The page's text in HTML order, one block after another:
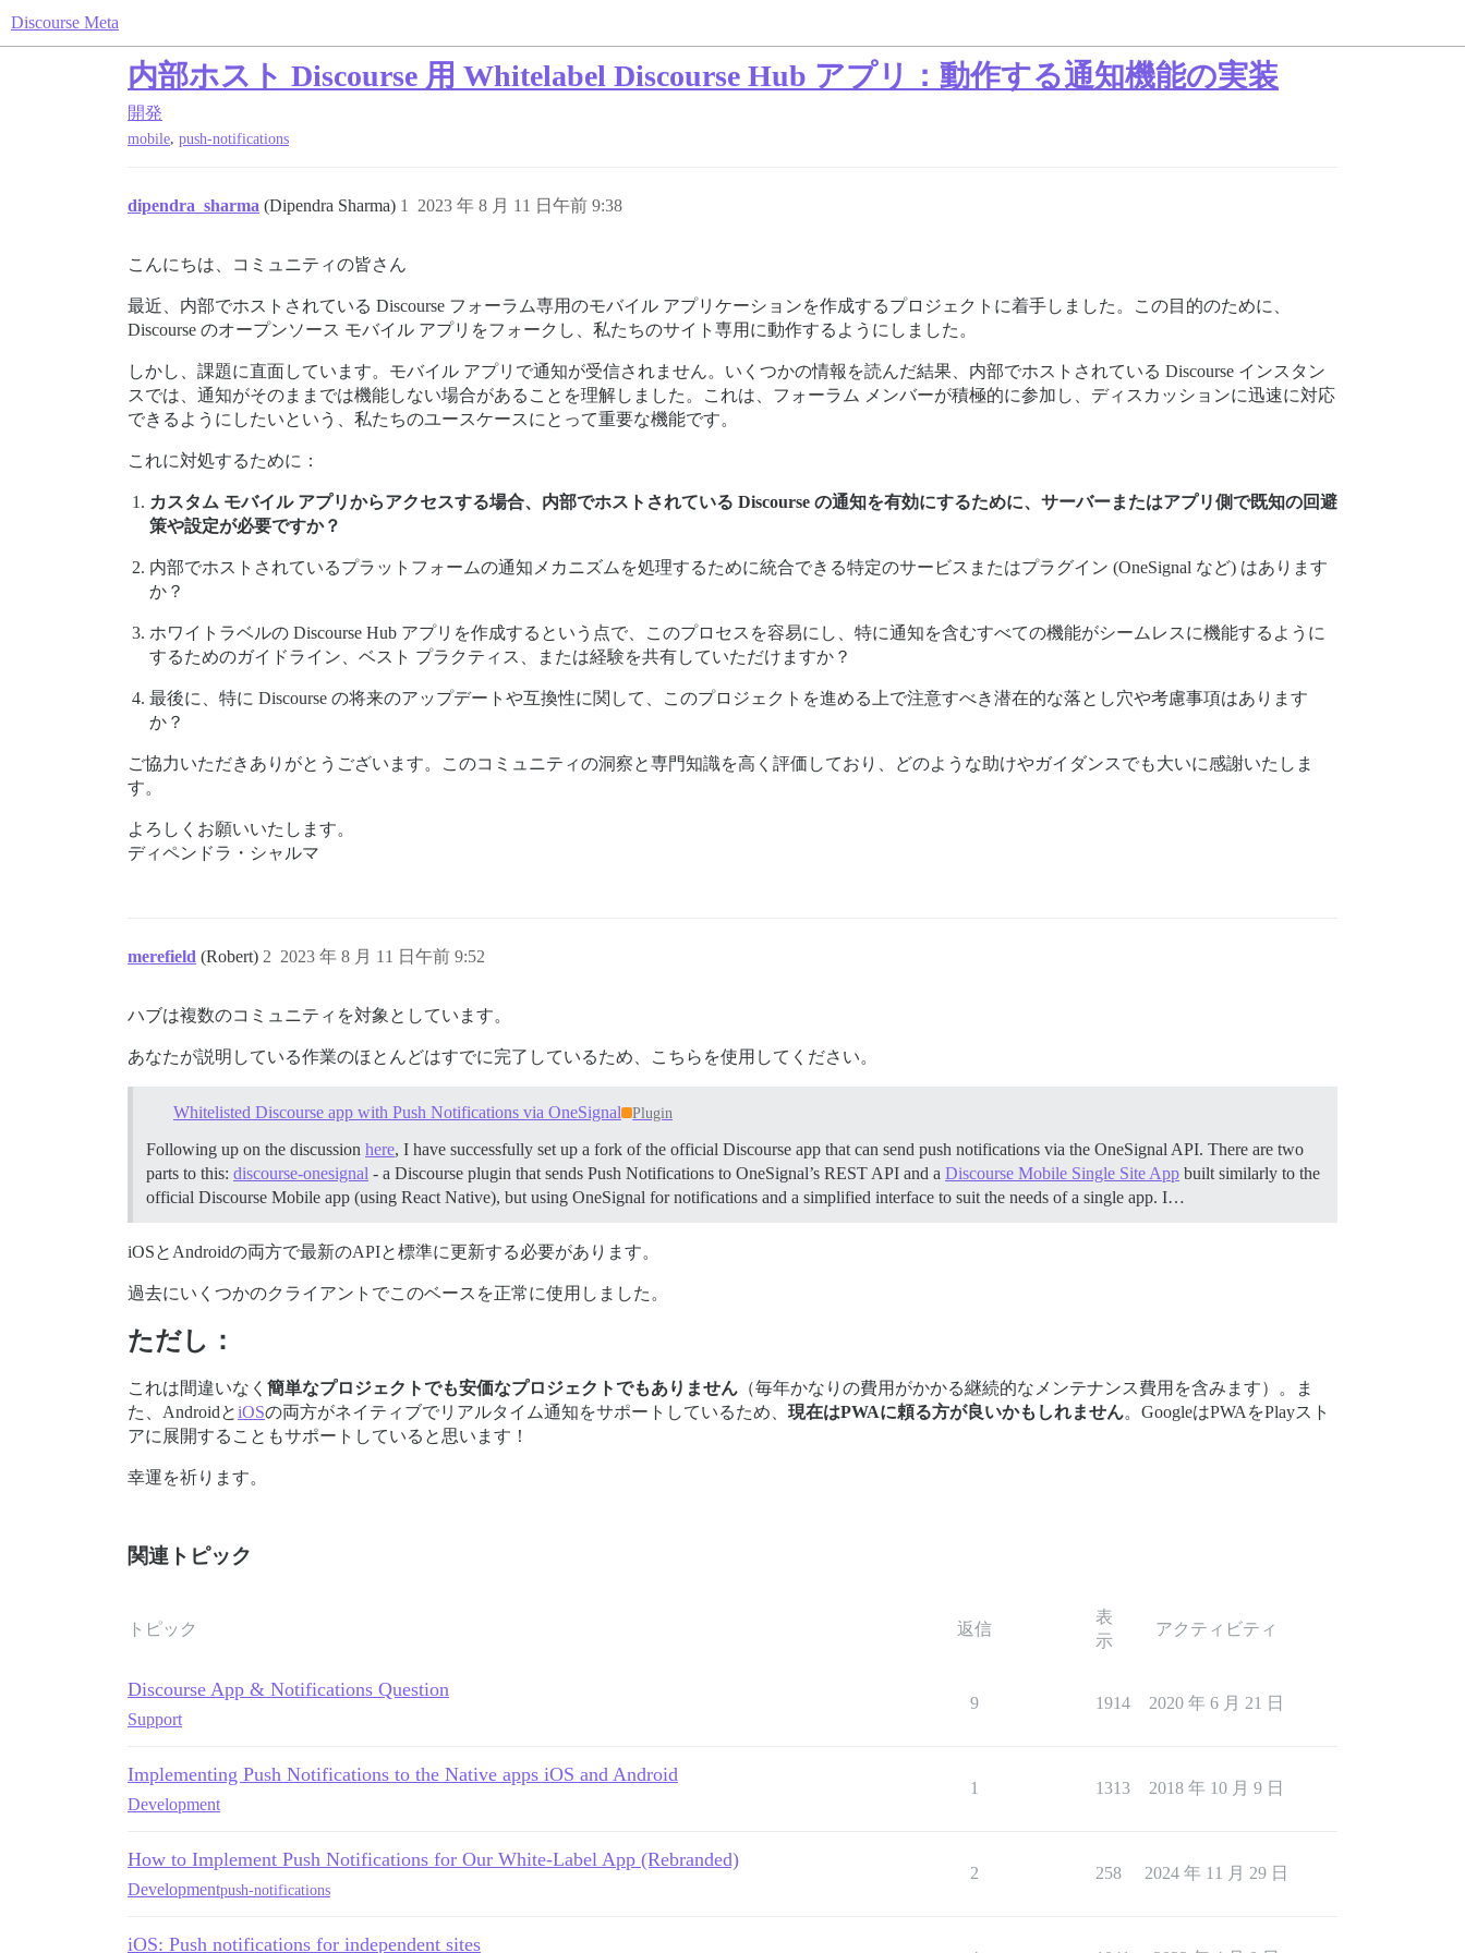
Discourse Meta
内部ホスト Discourse 用 Whitelabel Discourse Hub アプリ：動作する通知機能の実装
開発
mobile, push-notifications
dipendra_sharma (Dipendra Sharma) 2023 年 8 月 11 日午前 9:38
1
こんにちは、コミュニティの皆さん
最近、内部でホストされている Discourse フォーラム専用のモバイル アプリケーションを作成するプロジェクトに着手しました。この目的のために、
Discourse のオープンソース モバイル アプリをフォークし、私たちのサイト専用に動作するようにしました。
しかし、課題に直面しています。モバイル アプリで通知が受信されません。いくつかの情報を読んだ結果、内部でホストされている Discourse インスタン
スでは、通知がそのままでは機能しない場合があることを理解しました。これは、フォーラム メンバーが積極的に参加し、ディスカッションに迅速に対応
できるようにしたいという、私たちのユースケースにとって重要な機能です。
これに対処するために：
カスタム モバイル アプリからアクセスする場合、内部でホストされている Discourse の通知を有効にするために、サーバーまたはアプリ側で既知の回避
策や設定が必要ですか？
内部でホストされているプラットフォームの通知メカニズムを処理するために統合できる特定のサービスまたはプラグイン (OneSignal など) はあります
か？
ホワイトラベルの Discourse Hub アプリを作成するという点で、このプロセスを容易にし、特に通知を含むすべての機能がシームレスに機能するように
するためのガイドライン、ベスト プラクティス、または経験を共有していただけますか？
最後に、特に Discourse の将来のアップデートや互換性に関して、このプロジェクトを進める上で注意すべき潜在的な落とし穴や考慮事項はあります
か？
ご協力いただきありがとうございます。このコミュニティの洞察と専門知識を高く評価しており、どのような助けやガイダンスでも大いに感謝いたしま
す。
よろしくお願いいたします。
ディペンドラ・シャルマ
merefield (Robert) 2023 年 8 月 11 日午前 9:52
2
ハブは複数のコミュニティを対象としています。
あなたが説明している作業のほとんどはすでに完了しているため、こちらを使用してください。
Whitelisted Discourse app with Push Notifications via OneSignal Plugin
Following up on the discussion here, I have successfully set up a fork of the official Discourse app that can send push notifications via the OneSignal API. There are two
parts to this: discourse-onesignal - a Discourse plugin that sends Push Notifications to OneSignal’s REST API and a Discourse Mobile Single Site App built similarly to the
official Discourse Mobile app (using React Native), but using OneSignal for notifications and a simplified interface to suit the needs of a single app. I…
iOSとAndroidの両方で最新のAPIと標準に更新する必要があります。
過去にいくつかのクライアントでこのベースを正常に使用しました。
ただし：
これは間違いなく 簡単なプロジェクトでも安価なプロジェクトでもありません （毎年かなりの費用がかかる継続的なメンテナンス費用を含みます）。ま
た、AndroidとiOSの両方がネイティブでリアルタイム通知をサポートしているため、 現在はPWAに頼る方が良いかもしれません。GoogleはPWAをPlayスト
アに展開することもサポートしていると思います！
幸運を祈ります。
関連トピック
トピック 返信
表
示
アクティビティ
Discourse App & Notifications Question
Support
9 1914 2020 年 6 月 21 日
Implementing Push Notifications to the Native apps iOS and Android
Development
1 1313 2018 年 10 月 9 日
How to Implement Push Notifications for Our White-Label App (Rebranded)
Developmentpush-notifications
2 258 2024 年 11 月 29 日
iOS: Push notifications for independent sites